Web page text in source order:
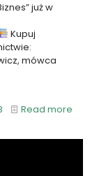
już w
Kupuj
mówca
Read more